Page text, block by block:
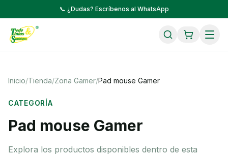
📞 ¿Dudas? Escríbenos al WhatsApp
Inicio/Tienda/Zona Gamer/Pad mouse Gamer
CATEGORÍA
Pad mouse Gamer
Explora los productos disponibles dentro de esta